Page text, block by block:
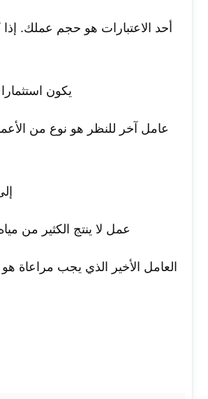
أحد الاعتبارات هو حجم عملك.
يكون
عامل آخر للنظر هو نوع من
عمل لا ينتج الكثير من
العامل الأخير الذي يجب مراعاة